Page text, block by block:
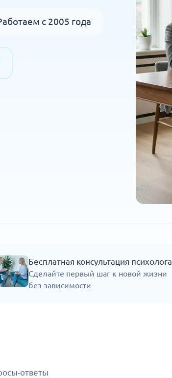
с 2005 года
Бесплатная консультация психолога
Сделайте первый шаг к новой жизни
без зависимости
ответы